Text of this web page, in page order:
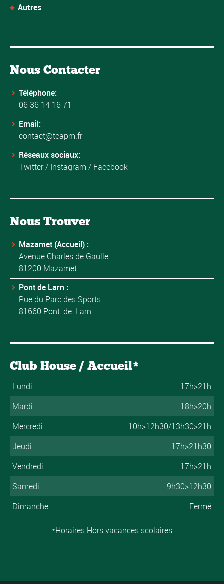
Autres
Nous Contacter
Téléphone:
06 36 14 16 71
Email:
contact@tcapm.fr
Réseaux sociaux:
Twitter/ Instagram / Facebook
Nous Trouver
Mazamet (Accueil) :
Avenue Charles de Gaulle
81200 Mazamet
Pont de Larn :
Rue du Parc des Sports
81660 Pont-de-Larn
Club House / Accueil*
Lundi
17h>21h
Mardi
18h>20h
Mercredi
10h>12h30/13h30>21h
Jeudi
17h>21h30
Vendredi
17h>21h
Samedi
9h30>12h30
Dimanche
Fermé
*Horaires Hors vacances scolaires